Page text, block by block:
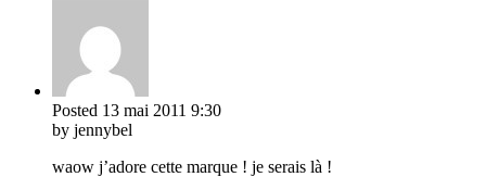
Posted 13 mai 2011 9:30
by jennybel
waow j’adore cette marque ! je serais là !